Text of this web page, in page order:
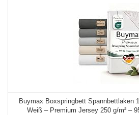
Buymax Boxspringbett Spannbettlaken
Weiß – Premium Jersey 250 g/m² –